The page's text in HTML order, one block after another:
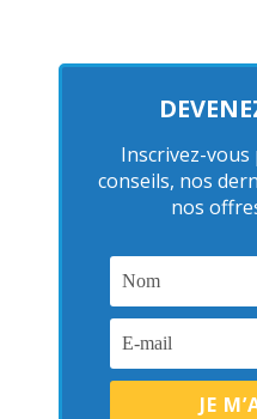
Inscrivez-
conseils, nos
nos